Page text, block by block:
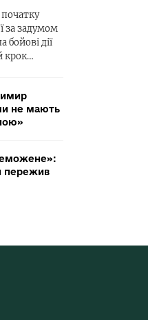
за задумом
бойові дії
крок…
не мають
пережив